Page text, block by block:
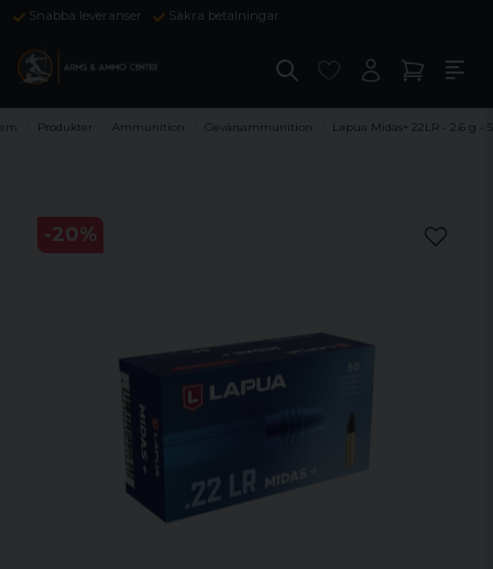
Snabba leveranser Säkra betalningar
Produkter Ammunition Gevärsammunition Lapua Midas+ 22LR - 2.6 g -
-20%